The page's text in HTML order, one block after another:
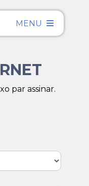
MENU
par assinar.